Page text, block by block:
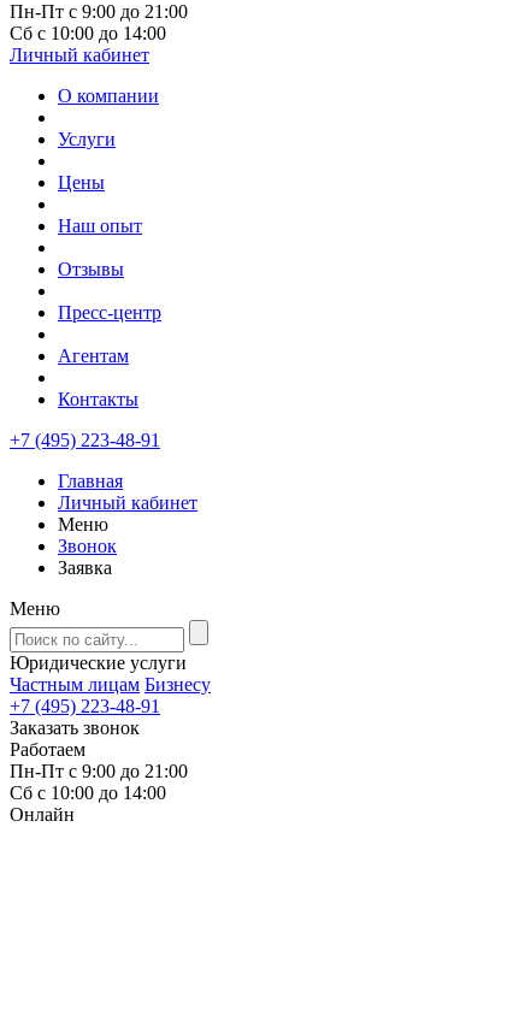
Пн-Пт с 9:00 до 21:00
Сб с 10:00 до 14:00
Личный кабинет
О компании
Услуги
Цены
Наш опыт
Отзывы
Пресс-центр
Агентам
Контакты
+7 (495) 223-48-91
Главная
Личный кабинет
Меню
Звонок
Заявка
Меню
Юридические услуги
Частным лицам Бизнесу
+7 (495) 223-48-91
Заказать звонок
Работаем
Пн-Пт с 9:00 до 21:00
Сб с 10:00 до 14:00
Онлайн